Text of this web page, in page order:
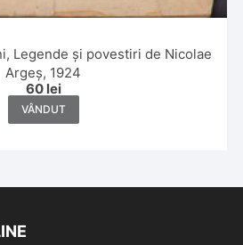
Legende și povestiri de Nicolae
Argeș, 1924
60 lei
VÂNDUT